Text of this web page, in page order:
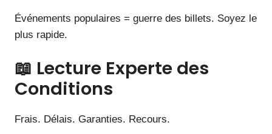
Événements populaires = guerre des billets. Soyez le
plus rapide.
📖 Lecture Experte des
Conditions
Frais. Délais. Garanties. Recours.